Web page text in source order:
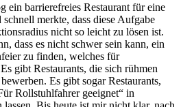
ein barrierefreies Restaurant für eine
merkte, dass diese Aufgabe
nicht so leicht zu lösen ist.
dass es nicht schwer sein kann, ein
zu finden, welches für
gibt Restaurants, die sich rühmen
Es gibt sogar Restaurants,
Rollstuhlfahrer geeignet“ in